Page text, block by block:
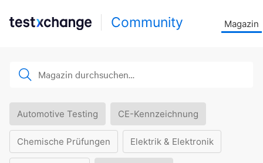
Community Magazin
Automotive Testing CE-Kennzeichnung
Chemische Prüfungen Elektrik & Elektronik